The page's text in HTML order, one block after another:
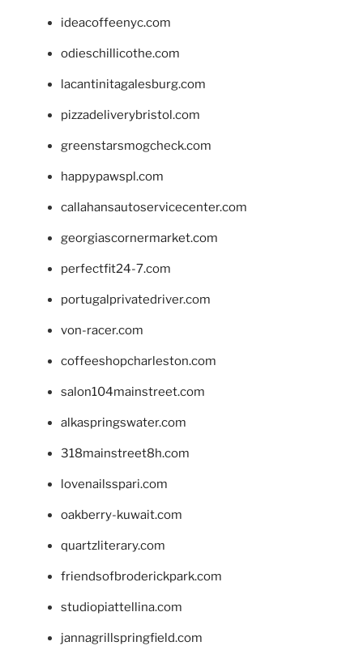
ideacoffeenyc.com
odieschillicothe.com
lacantinitagalesburg.com
pizzadeliverybristol.com
greenstarsmogcheck.com
happypawspl.com
callahansautoservicecenter.com
georgiascornermarket.com
perfectfit24-7.com
portugalprivatedriver.com
von-racer.com
coffeeshopcharleston.com
salon104mainstreet.com
alkaspringswater.com
318mainstreet8h.com
lovenailsspari.com
oakberry-kuwait.com
quartzliterary.com
friendsofbroderickpark.com
studiopiattellina.com
jannagrillspringfield.com